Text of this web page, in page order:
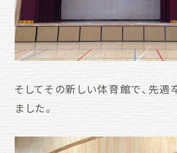
そしてその新しい体育館で、先
ました。